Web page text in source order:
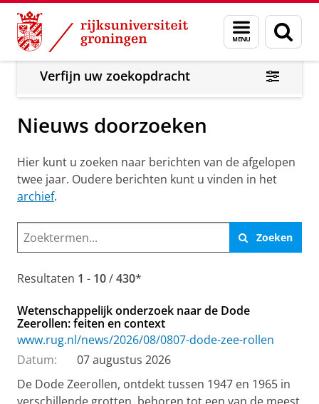
Skip
Content
Skip
Navigation
Menu
en
zoeken
Over ons Actueel Nieuws Nieuwsberichten
Verfijn uw zoekopdracht
Nieuws doorzoeken
Hier kunt u zoeken naar berichten van de afgelopen
twee jaar. Oudere berichten kunt u vinden in het
archief.
Search
form
Zoeken
Resultaten 1 - 10/430*
Wetenschappelijk onderzoek naar de Dode
Zeerollen: feiten en context
www.rug.nl/news/2026/08/0807-dode-zee-rollen
Datum:
07 augustus 2026
De Dode Zeerollen, ontdekt tussen 1947 en 1965 in